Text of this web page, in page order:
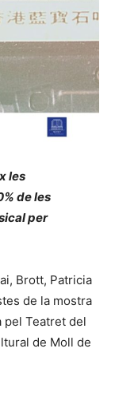
les
de les
per
Brott, Patricia
de la mostra
pel Teatret del
de Moll de